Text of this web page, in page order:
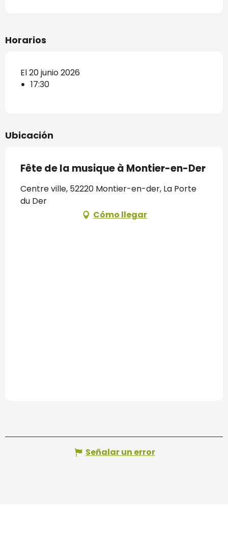
Horarios
El 20 junio 2026
17:30
Ubicación
Fête de la musique à Montier-en-Der
Centre ville, 52220 Montier-en-der, La Porte
du Der
Cómo llegar
Señalar un error